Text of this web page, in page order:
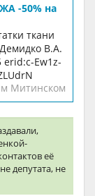
-50% на
ткани
В.А.
Ew1z-
м Митинском
её
депутата, не